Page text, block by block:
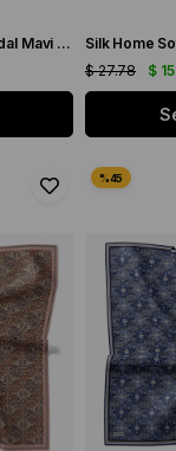
Silk Home Soft Eşarp Hardal Mavi Çiçek Desen
Silk Home
$
$ 27.78